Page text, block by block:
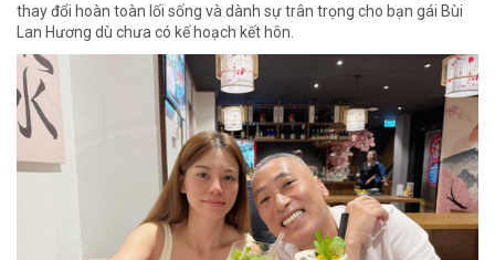
thay đổi hoàn toàn lối sống và dành sự trân trọng cho bạn gái Bùi
Lan Hương dù chưa có kế hoạch kết hôn.